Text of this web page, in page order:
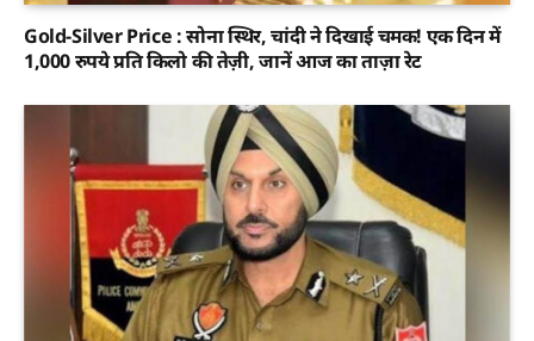
Gold-Silver Price : सोना स्थिर, चांदी ने दिखाई चमक! एक दिन में
1,000 रुपये प्रति किलो की तेज़ी, जानें आज का ताज़ा रेट